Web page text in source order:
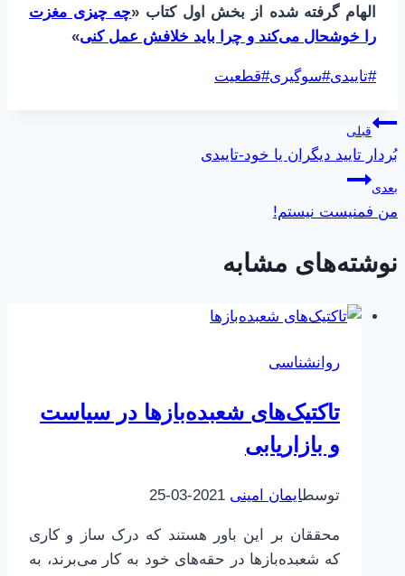
الهام گرفته شده از بخش اول کتاب «چه چیزی مغزت
را خوشحال می‌کند و چرا باید خلافش عمل کنی»
برچسب‌های
#تاییدی#سوگیری#قطعیت
راهبری
نوشته
قبلی
بُردار تایید دیگران یا خود-تاییدی
بعدی
من فمنیست نیستم!
نوشته‌های مشابه
روانشناسی
تاکتیک‌های شعبده‌بازها در سیاست
و بازاریابی
توسطایمان امینی 2021-03-25
محققان بر این باور هستند که درک ساز و کاری
که شعبده‌بازها در حقه‌های خود به کار می‌برند، به